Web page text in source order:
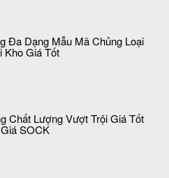
Đa Dạng Mẫu Mã Chủng Loại
Kho Giá Tốt
Chất Lượng Vượt Trội Giá Tốt
SOCK